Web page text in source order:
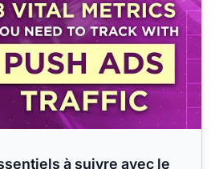
à suivre avec le